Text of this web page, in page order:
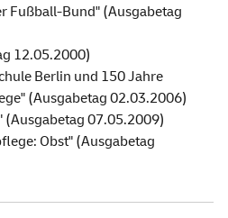
Fußball-Bund" (Ausgabetag
12.05.2000)
Berlin und 150 Jahre
(Ausgabetag 02.03.2006)
(Ausgabetag 07.05.2009)
Obst" (Ausgabetag